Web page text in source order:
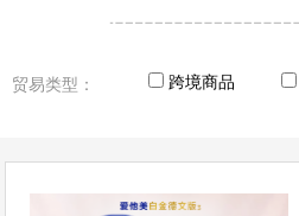
Nutrilon荷兰牛栏
Kabrita佳贝艾特
ausiki 伴宝乐
贸易类型： 跨境商品